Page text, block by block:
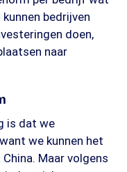
bedrijven
doen,
naar
is dat we
we kunnen het
Maar volgens